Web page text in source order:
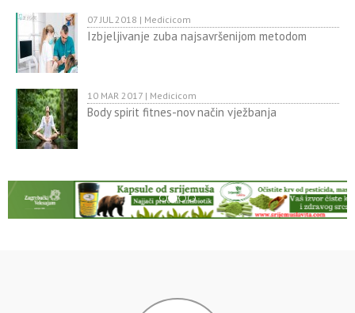
07 JUL 2018 | Medicicom
Izbjeljivanje zuba najsavršenijom metodom
10 MAR 2017 | Medicicom
Body spirit fitnes-nov način vježbanja